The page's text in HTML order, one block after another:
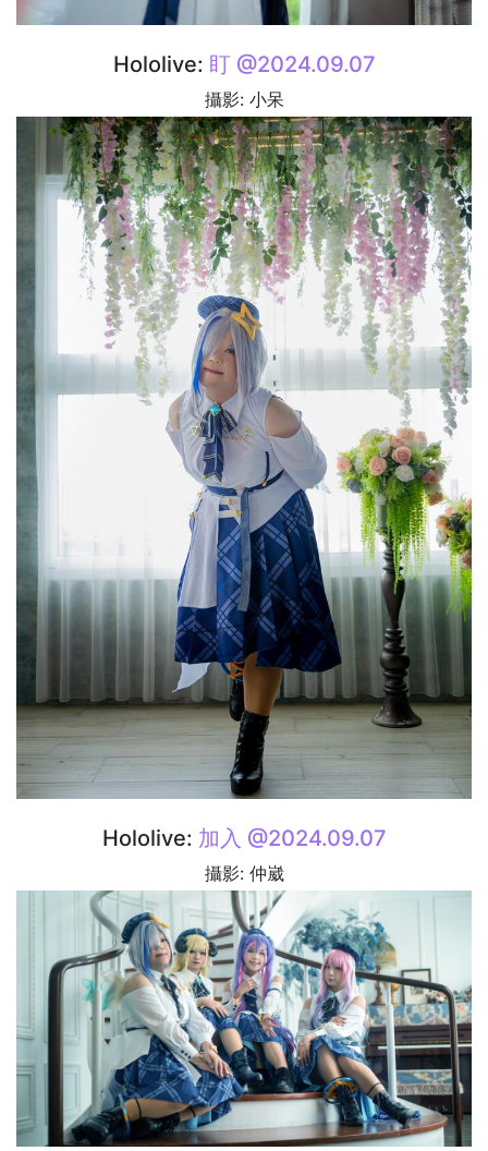
Hololive: 盯 @2024.09.07
攝影: 小呆
Hololive: 加入 @2024.09.07
攝影: 仲崴